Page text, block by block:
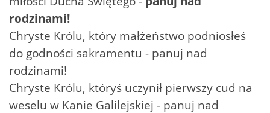
rodzinami!
Chryste Królu, który małżeństwo podniosłeś
do godności sakramentu - panuj nad
rodzinami!
Chryste Królu, któryś uczynił pierwszy cud na
weselu w Kanie Galilejskiej - panuj nad